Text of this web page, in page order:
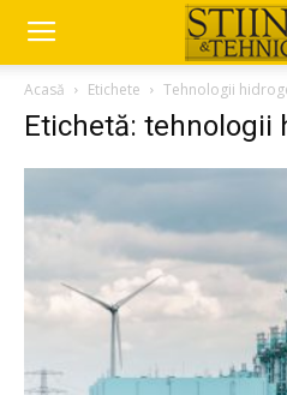
Acasă Etichete Tehnologii
Etichetă: tehnologii